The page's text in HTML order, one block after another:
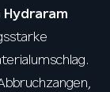
Hydraram